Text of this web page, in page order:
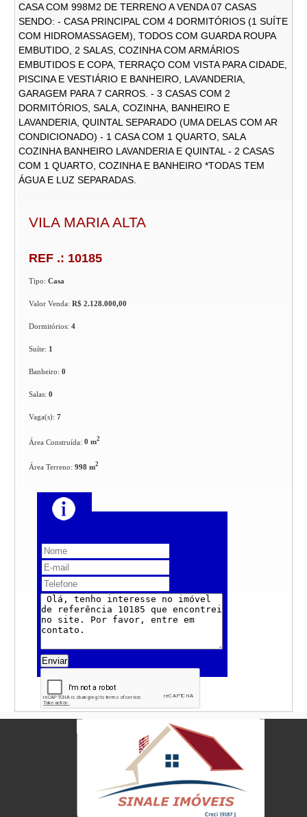
CASA COM 998M2 DE TERRENO A VENDA 07 CASAS
SENDO: - CASA PRINCIPAL COM 4 DORMITÓRIOS (1 SUÍTE
COM HIDROMASSAGEM), TODOS COM GUARDA ROUPA
EMBUTIDO, 2 SALAS, COZINHA COM ARMÁRIOS
EMBUTIDOS E COPA, TERRAÇO COM VISTA PARA CIDADE,
PISCINA E VESTIÁRIO E BANHEIRO, LAVANDERIA,
GARAGEM PARA 7 CARROS. - 3 CASAS COM 2
DORMITÓRIOS, SALA, COZINHA, BANHEIRO E
LAVANDERIA, QUINTAL SEPARADO (UMA DELAS COM AR
CONDICIONADO) - 1 CASA COM 1 QUARTO, SALA
COZINHA BANHEIRO LAVANDERIA E QUINTAL - 2 CASAS
COM 1 QUARTO, COZINHA E BANHEIRO *TODAS TEM
ÁGUA E LUZ SEPARADAS.
VILA MARIA ALTA
REF .: 10185
Tipo:Casa
Valor Venda:R$ 2.128.000,00
Dormitórios:4
Suíte: 1
Banheiro:0
Salas:0
Vaga(s):7
Área Construída:0 m2
Área Terreno:998 m2
Enviar